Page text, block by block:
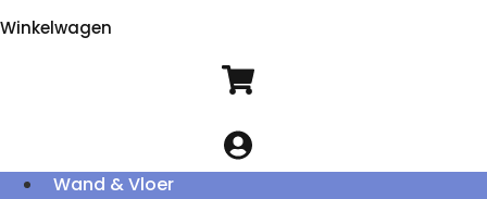
Winkelwagen
Wand & Vloer